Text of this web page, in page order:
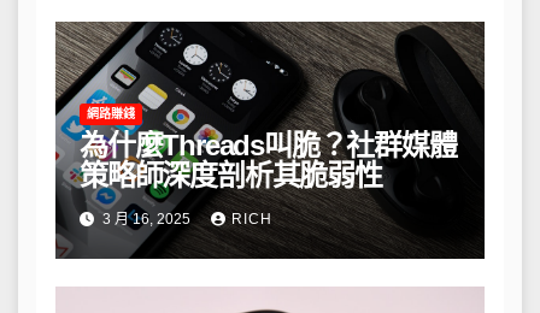
網路賺錢
為什麼Threads叫脆？社群媒體
策略師深度剖析其脆弱性
3 月 16, 2025 RICH